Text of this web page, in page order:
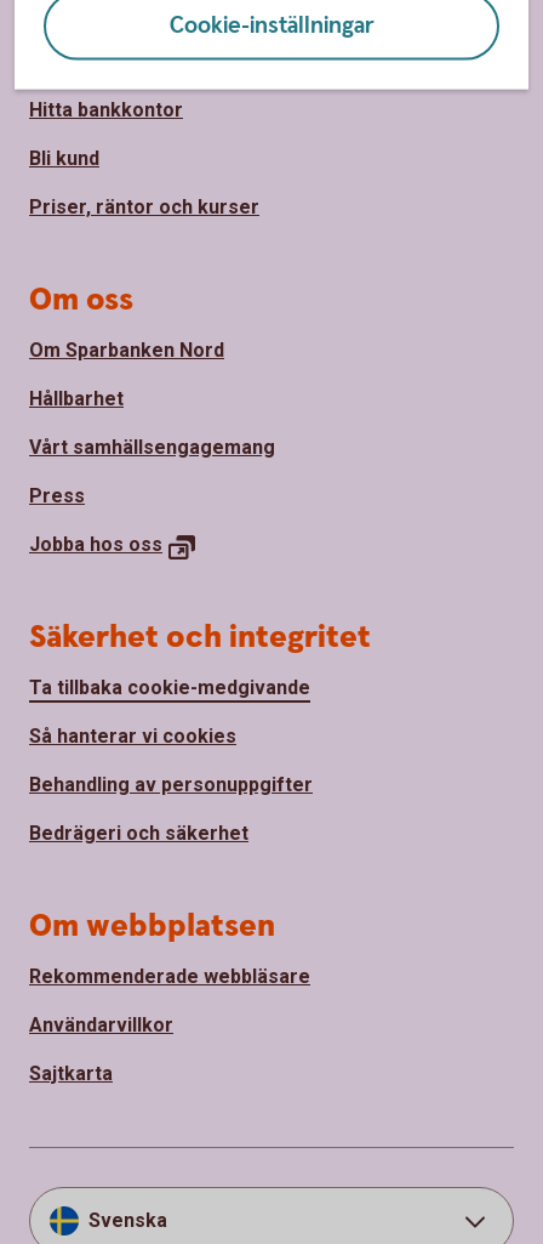
Cookie-inställningar
Kundservice
Spärrhjälp
Hitta bankkontor
Bli kund
Priser, räntor och kurser
Om oss
Om Sparbanken Nord
Hållbarhet
Vårt samhällsengagemang
Press
Jobba hos oss
Säkerhet och integritet
Ta tillbaka cookie-medgivande
Så hanterar vi cookies
Behandling av personuppgifter
Bedrägeri och säkerhet
Om webbplatsen
Rekommenderade webbläsare
Användarvillkor
Sajtkarta
Svenska